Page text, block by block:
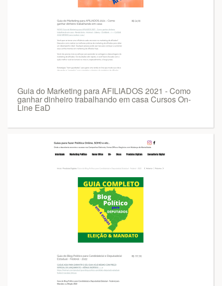
Guia do Marketing para AFILIADOS 2021 - Como
ganhar dinheiro trabalhando em casa Cursos On-
Line EaD